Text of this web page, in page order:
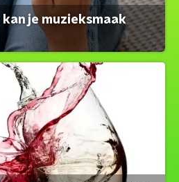
je muzieksmaak